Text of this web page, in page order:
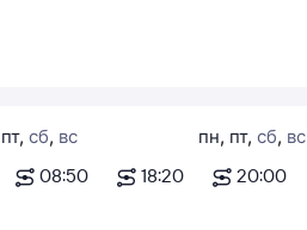
пт, сб, вс
08:50
18:20
пн, пт, сб, вс
20:00